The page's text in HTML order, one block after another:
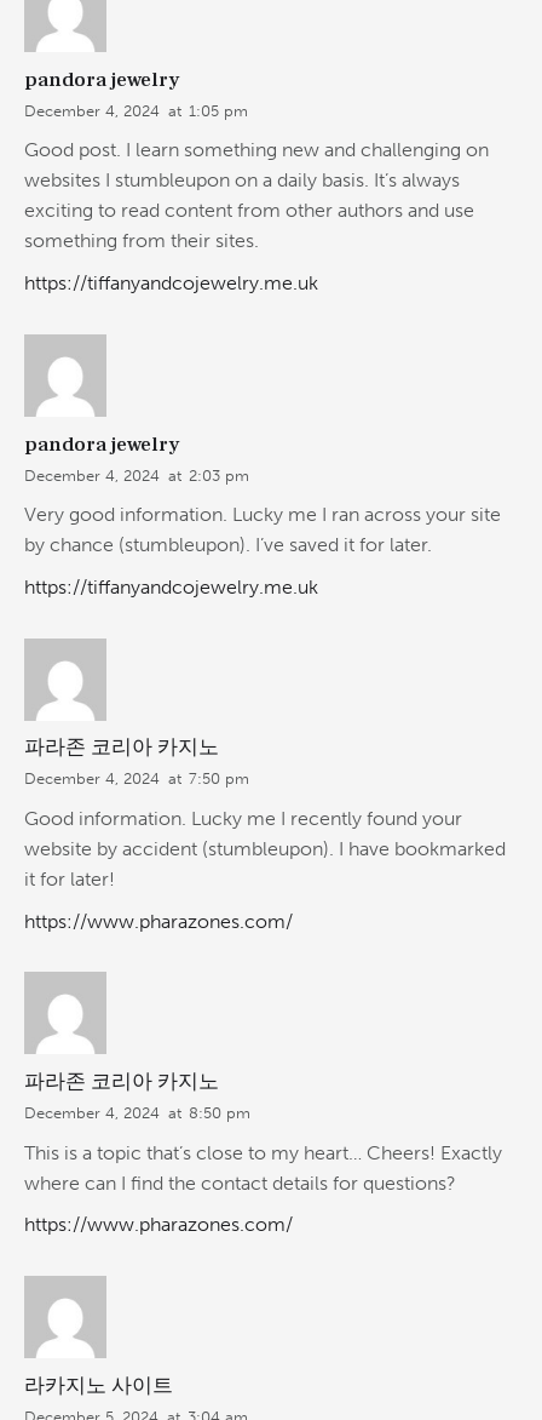
pandora jewelry
December 4, 2024 at 1:05 pm
Good post. I learn something new and challenging on
websites I stumbleupon on a daily basis. It’s always
exciting to read content from other authors and use
something from their sites.
https://tiffanyandcojewelry.me.uk
pandora jewelry
December 4, 2024 at 2:03 pm
Very good information. Lucky me I ran across your site
by chance (stumbleupon). I’ve saved it for later.
https://tiffanyandcojewelry.me.uk
파라존 코리아 카지노
December 4, 2024 at 7:50 pm
Good information. Lucky me I recently found your
website by accident (stumbleupon). I have bookmarked
it for later!
https://www.pharazones.com/
파라존 코리아 카지노
December 4, 2024 at 8:50 pm
This is a topic that’s close to my heart… Cheers! Exactly
where can I find the contact details for questions?
https://www.pharazones.com/
라카지노 사이트